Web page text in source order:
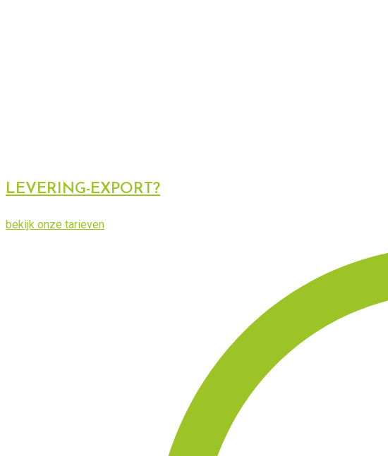
LEVERING-EXPORT?
bekijk onze tarieven